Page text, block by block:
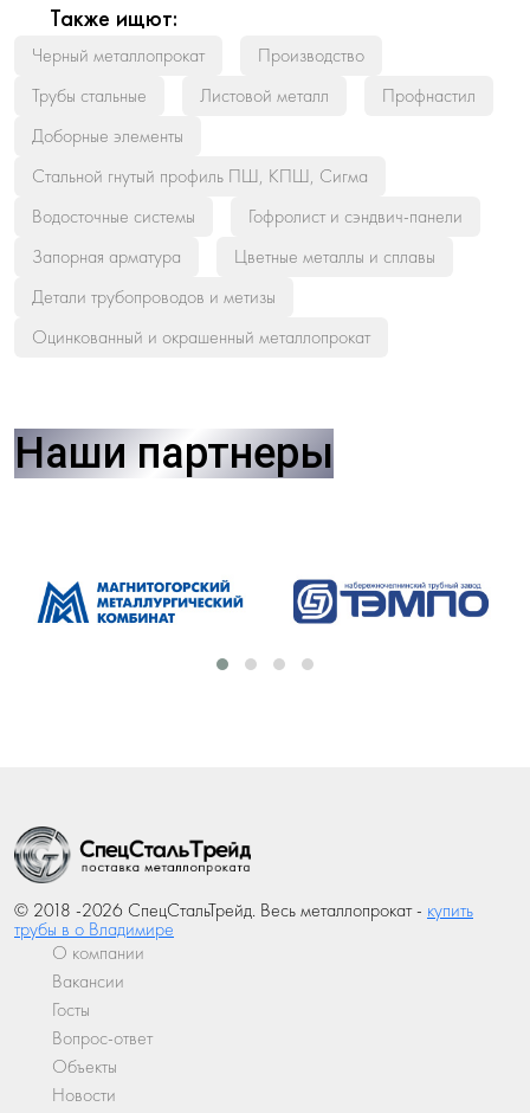
Также ищют:
Черный металлопрокат
Производство
Трубы стальные
Листовой металл
Профнастил
Доборные элементы
Стальной гнутый профиль ПШ, КПШ, Сигма
Водосточные системы
Гофролист и сэндвич-панели
Запорная арматура
Цветные металлы и сплавы
Детали трубопроводов и метизы
Оцинкованный и окрашенный металлопрокат
Наши партнеры
© 2018 -2026 СпецСтальТрейд. Весь металлопрокат - купить
трубы в о Владимире
О компании
Вакансии
Госты
Вопрос-ответ
Объекты
Новости